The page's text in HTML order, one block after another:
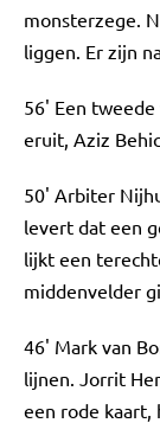
monsterzege.
liggen. Er zijn
56' Een
eruit, Aziz
50' Arbiter
levert dat een
lijkt een
middenvelder
46' Mark van
lijnen. Jorrit
een rode